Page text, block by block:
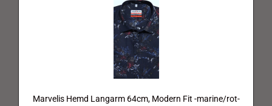
Marvelis Hemd Langarm 64cm, Modern Fit -marine/rot-